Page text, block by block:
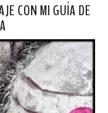
CON MI GUÍA DE